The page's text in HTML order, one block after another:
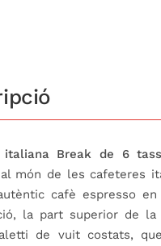
italiana Break de 6
món de les cafeteres
cafè espresso
la part superior de la
de vuit costats,